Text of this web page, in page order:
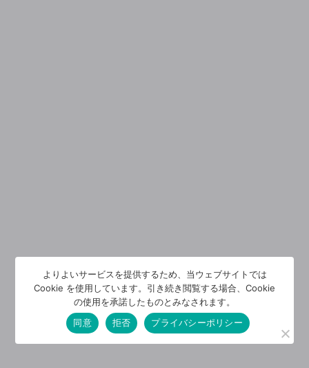
よりよいサービスを提供するため、当ウェブサイトでは
Cookie を使用しています。引き続き閲覧する場合、Cookie
の使用を承諾したものとみなされます。
同意
拒否 プライバシーポリシー